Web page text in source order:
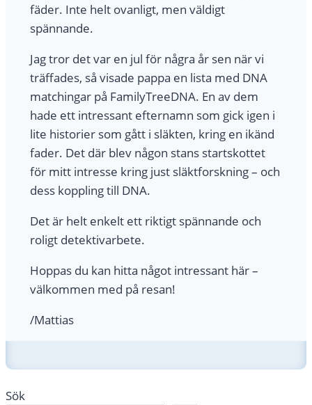
fäder. Inte helt ovanligt, men väldigt
spännande.
Jag tror det var en jul för några år sen när vi
träffades, så visade pappa en lista med DNA
matchingar på FamilyTreeDNA. En av dem
hade ett intressant efternamn som gick igen i
lite historier som gått i släkten, kring en ikänd
fader. Det där blev någon stans startskottet
för mitt intresse kring just släktforskning – och
dess koppling till DNA.
Det är helt enkelt ett riktigt spännande och
roligt detektivarbete.
Hoppas du kan hitta något intressant här –
välkommen med på resan!
/Mattias
Sök